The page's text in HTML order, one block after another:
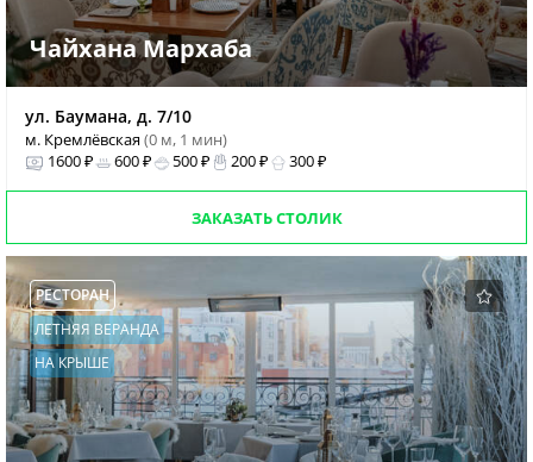
Чайхана Мархаба
ул. Баумана, д. 7/10
м. Кремлёвская(0 м, 1 мин)
1600 ₽
600 ₽ 500 ₽ 200 ₽ 300 ₽
ЗАКАЗАТЬ СТОЛИК
РЕСТОРАН
ЛЕТНЯЯ ВЕРАНДА
НА КРЫШЕ